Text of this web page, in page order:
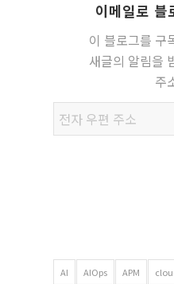
이메일로 블
이 블로그를 구
새글의 알림을
주
AI AIOps APM